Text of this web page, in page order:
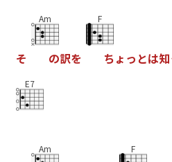
そ
Am
の訳を
F
ちょ っ とは知
E7
Am F